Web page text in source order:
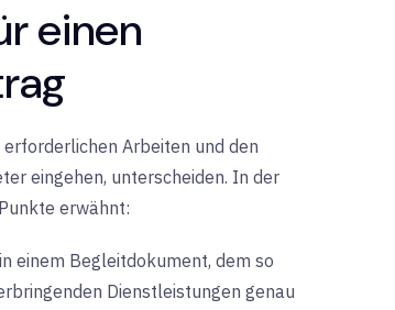
einen
Arbeiten und den
eingehen, unterscheiden. In der
erwähnt:
einem Begleitdokument, dem so
Dienstleistungen genau